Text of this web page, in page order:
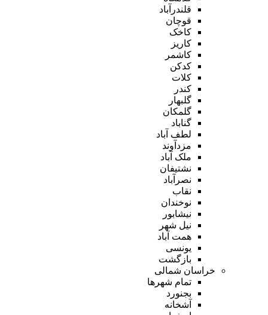
قلندرآباد
قوچان
کاخک
کاریز
کاشمر
کدکن
کلات
کندر
گلبهار
گلمکان
گناباد
لطف آباد
مزدآوند
ملک آباد
نشتیفان
نصرآباد
نقاب
نوخندان
نیشابور
نیل شهر
همت آباد
یونسی
بازگشت
خراسان شمالی
تمام شهر‌ها
بجنورد
آشخانه